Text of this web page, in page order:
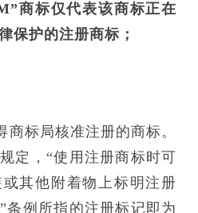
商标仅代表该商标正在
保护的注册商标；
标局核准注册的商标。
定，“使用注册商标时可
其他附着物上标明注册
条例所指的注册标记即为